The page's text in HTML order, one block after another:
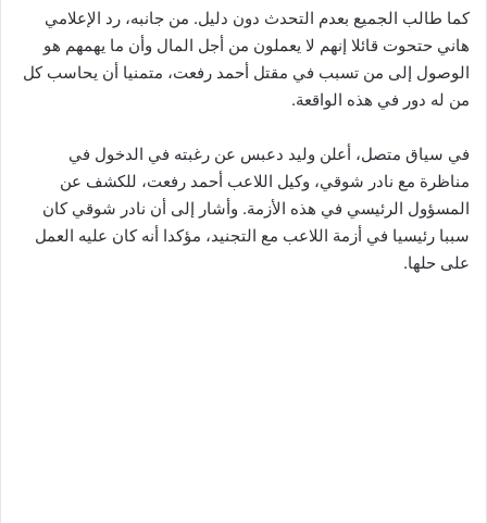
كما طالب الجميع بعدم التحدث دون دليل. من جانبه، رد الإعلامي
هاني حتحوت قائلا إنهم لا يعملون من أجل المال وأن ما يهمهم هو
الوصول إلى من تسبب في مقتل أحمد رفعت، متمنيا أن يحاسب كل
من له دور في هذه الواقعة.
في سياق متصل، أعلن وليد دعبس عن رغبته في الدخول في
مناظرة مع نادر شوقي، وكيل اللاعب أحمد رفعت، للكشف عن
المسؤول الرئيسي في هذه الأزمة. وأشار إلى أن نادر شوقي كان
سببا رئيسيا في أزمة اللاعب مع التجنيد، مؤكدا أنه كان عليه العمل
على حلها.